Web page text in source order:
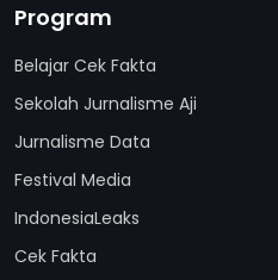
Program
Belajar Cek Fakta
Sekolah Jurnalisme Aji
Jurnalisme Data
Festival Media
IndonesiaLeaks
Cek Fakta